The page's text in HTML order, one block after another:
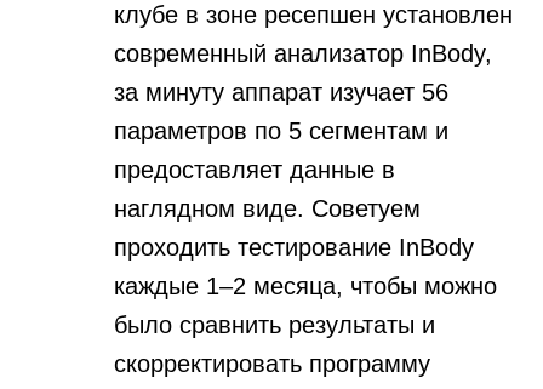
клубе в зоне ресепшен установлен
современный анализатор InBody,
за минуту аппарат изучает 56
параметров по 5 сегментам и
предоставляет данные в
наглядном виде. Советуем
проходить тестирование InBody
каждые 1–2 месяца, чтобы можно
было сравнить результаты и
скорректировать программу